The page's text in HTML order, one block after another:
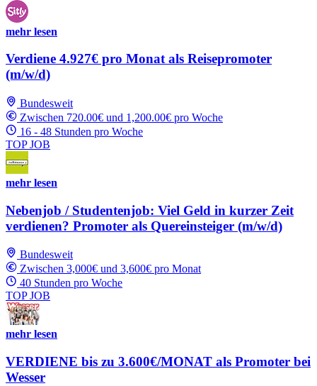
mehr lesen
Verdiene 4.927€ pro Monat als Reisepromoter
(m/w/d)
Bundesweit
Zwischen 720.00€ und 1,200.00€ pro Woche
16 - 48 Stunden pro Woche
TOP JOB
mehr lesen
Nebenjob / Studentenjob: Viel Geld in kurzer Zeit
verdienen? Promoter als Quereinsteiger (m/w/d)
Bundesweit
Zwischen 3,000€ und 3,600€ pro Monat
40 Stunden pro Woche
TOP JOB
mehr lesen
VERDIENE bis zu 3.600€/MONAT als Promoter bei
Wesser